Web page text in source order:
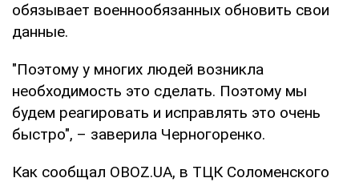
обязывает военнообязанных обновить свои
данные.
"Поэтому у многих людей возникла
необходимость это сделать. Поэтому мы
будем реагировать и исправлять это очень
быстро", – заверила Черногоренко.
Как сообщал OBOZ.UA, в ТЦК Соломенского